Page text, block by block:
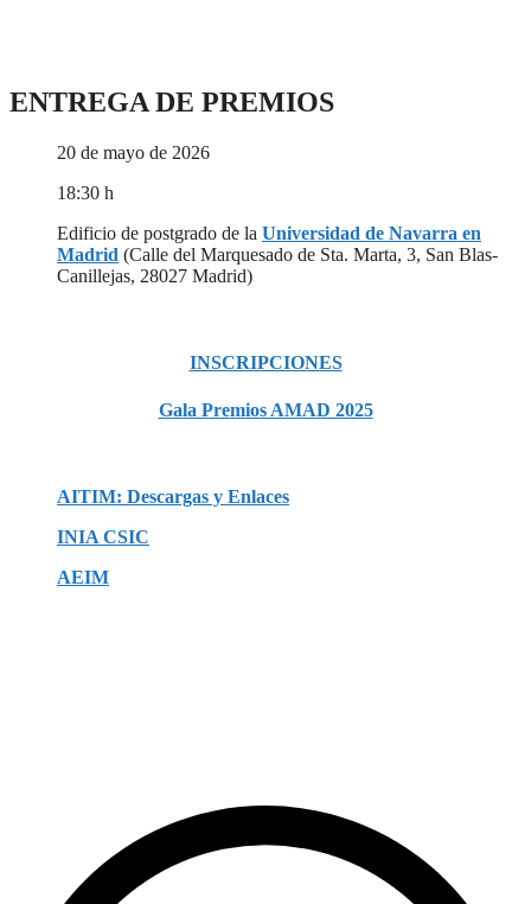
ENTREGA DE PREMIOS
20 de mayo de 2026
18:30 h
Edificio de postgrado de la Universidad de Navarra en
Madrid (Calle del Marquesado de Sta. Marta, 3, San Blas-
Canillejas, 28027 Madrid)
INSCRIPCIONES
Gala Premios AMAD 2025
AITIM: Descargas y Enlaces
INIA CSIC
AEIM